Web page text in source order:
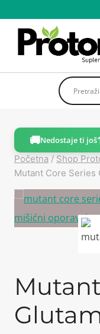
sadržaja
🚚Nedostaje ti još
Početna / Shop
Mutant Core Series